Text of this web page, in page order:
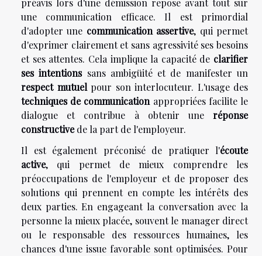
préavis lors d'une démission repose avant tout sur
une communication efficace. Il est primordial
d'adopter une communication assertive, qui permet
d'exprimer clairement et sans agressivité ses besoins
et ses attentes. Cela implique la capacité de clarifier
ses intentionssans ambigüité et de manifester un
respect mutuelpour son interlocuteur. L'usage des
techniques de communicationappropriées facilite le
dialogue et contribue à obtenir une réponse
constructivede la part de l'employeur.
Il est également préconisé de pratiquer l'écoute
active, qui permet de mieux comprendre les
préoccupations de l'employeur et de proposer des
solutions qui prennent en compte les intérêts des
deux parties. En engageant la conversation avec la
personne la mieux placée, souvent le manager direct
ou le responsable des ressources humaines, les
chances d'une issue favorable sont optimisées. Pour